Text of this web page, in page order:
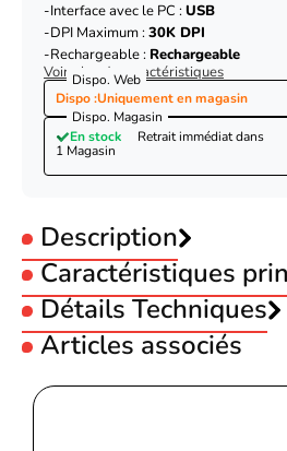
Interface avec le PC :USB
DPI Maximum :30K DPI
Rechargeable : Rechargeable
Voir plus de caractéristiques
Dispo. Web
Dispo :Uniquement en magasin
Dispo. Magasin
En stock
Retrait immédiat dans
1 Magasin
Description
Razer NAGA V2 PRO
Caractéristiques
Utilisation :Gamer
Sans fil :Sans fil
Couleur :Noir
Type :Standard
Interface avec le PC :
Détails Techniques
Souris
Articles associés